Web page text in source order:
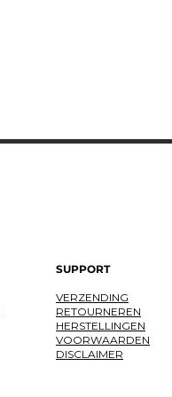
SUPPORT
VERZENDING
RETOURNEREN
HERSTELLINGEN
VOORWAARDEN
DISCLAIMER